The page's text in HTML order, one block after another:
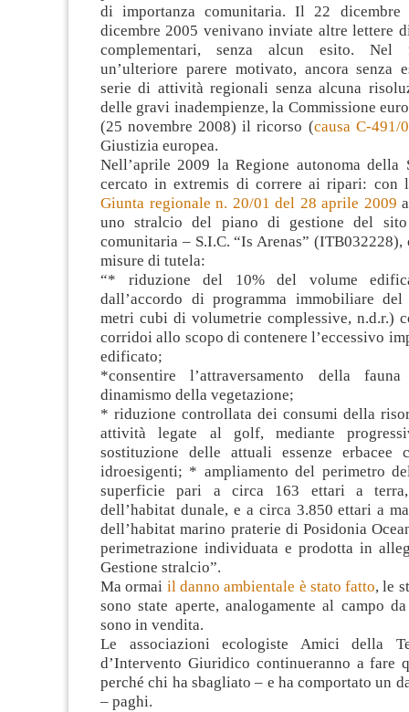
di importanza comunitaria. Il 22
dicembre 2005 venivano inviate altre lettere
complementari, senza alcun esito. Nel
un’ulteriore parere motivato, ancora senza
serie di attività regionali senza alcuna
delle gravi inadempienze, la Commissione
(25 novembre 2008) il ricorso (causa C-491/
Giustizia europea.
Nell’aprile 2009 la Regione autonoma della
cercato in extremis di correre ai ripari: con
Giunta regionale n. 20/01 del 28 aprile 2009
uno stralcio del piano di gestione del
comunitaria – S.I.C. “Is Arenas” (ITB032228),
misure di tutela:
“* riduzione del 10% del volume
dall’accordo di programma immobiliare
metri cubi di volumetrie complessive, n.d.r.)
corridoi allo scopo di contenere l’eccessivo
edificato;
*consentire l’attraversamento della
dinamismo della vegetazione;
* riduzione controllata dei consumi della
attività legate al golf, mediante
sostituzione delle attuali essenze erbacee
idroesigenti; * ampliamento del perimetro
superficie pari a circa 163 ettari a
dell’habitat dunale, e a circa 3.850 ettari a
dell’habitat marino praterie di Posidonia
perimetrazione individuata e prodotta in
Gestione stralcio”.
Ma ormai il danno ambientale è stato fatto, le
sono state aperte, analogamente al campo
sono in vendita.
Le associazioni ecologiste Amici della
d’Intervento Giuridico continueranno a fare
perché chi ha sbagliato – e ha comportato un
– paghi.